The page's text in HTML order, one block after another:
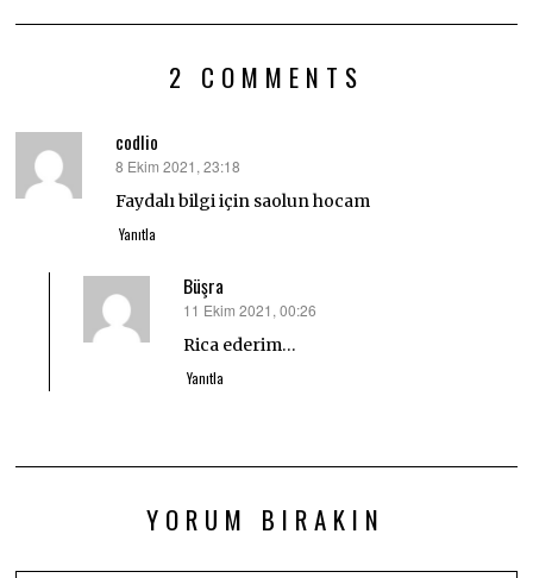
2 COMMENTS
codlio
dedi
ki:
8 Ekim 2021, 23:18
Faydalı bilgi için saolun hocam
Yanıtla
Büşra
dedi
ki:
11 Ekim 2021, 00:26
Rica ederim…
Yanıtla
YORUM BIRAKIN